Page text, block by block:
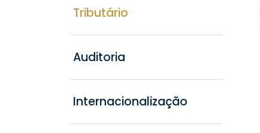
Tributário
Auditoria
Internacionalização